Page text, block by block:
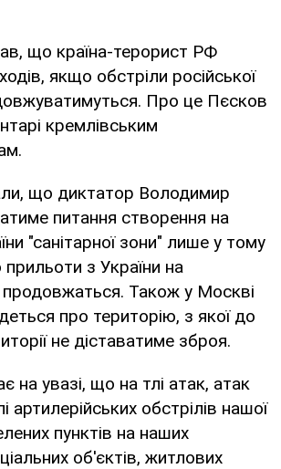
що країна-терорист РФ
якщо обстріли російської
Про це Пєсков
кремлівським
що диктатор Володимир
питання створення на
"санітарної зони" лише у тому
з України на
Також у Москві
про територію, з якої до
не діставатиме зброя.
на увазі, що на тлі атак, атак
артилерійських обстрілів нашої
пунктів на наших
об'єктів, житлових